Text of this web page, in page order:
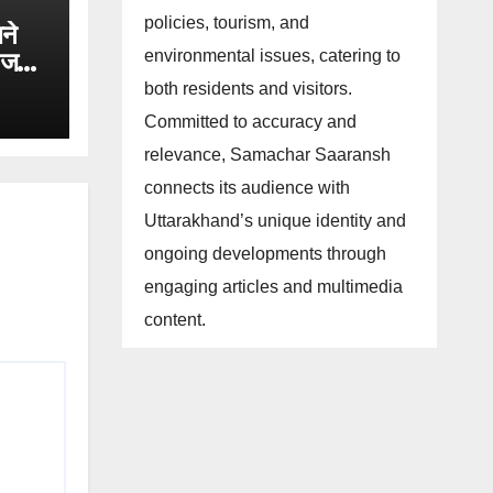
जल
policies, tourism, and
environmental issues, catering to
both residents and visitors.
Committed to accuracy and
relevance, Samachar Saaransh
connects its audience with
Uttarakhand’s unique identity and
ongoing developments through
engaging articles and multimedia
content.